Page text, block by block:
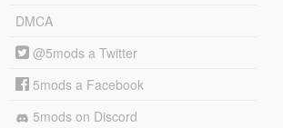
DMCA
@5mods a Twitter
5mods a Facebook
5mods on Discord